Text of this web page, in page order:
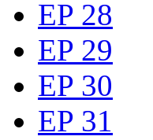
EP 28
EP 29
EP 30
EP 31